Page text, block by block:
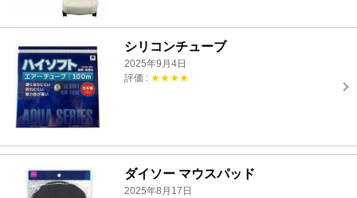
シリコンチューブ
2025年9月4日
評価 : ★★★★
ダイソー マウスパッド
2025年8月17日